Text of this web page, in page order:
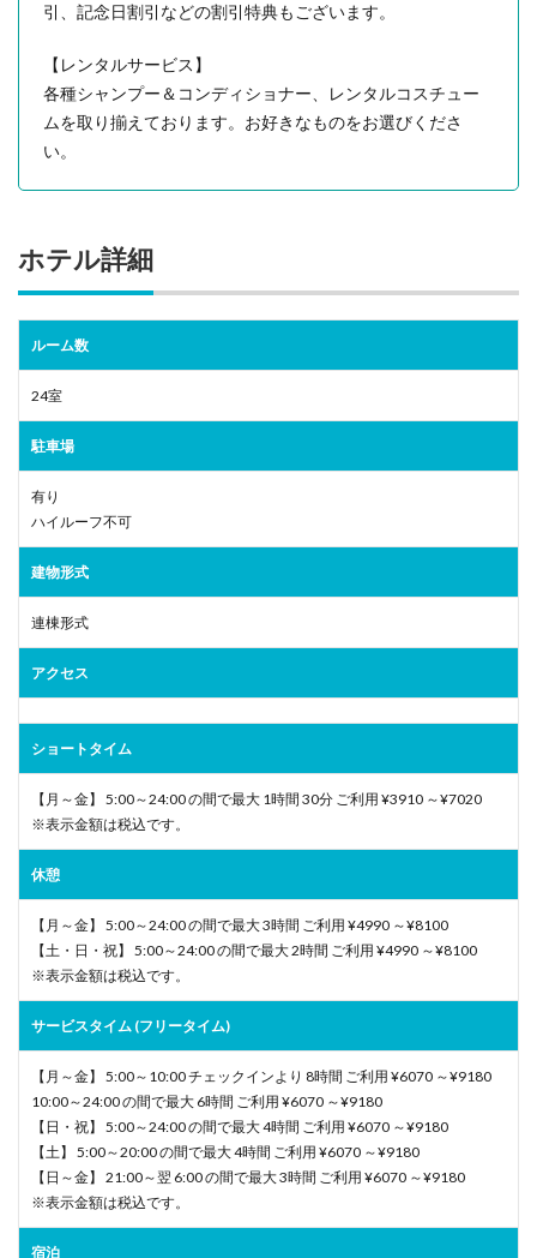
引、記念日割引などの割引特典もございます。
【レンタルサービス】
各種シャンプー＆コンディショナー、レンタルコスチュー
ムを取り揃えております。お好きなものをお選びくださ
い。
ホテル詳細
ルーム数
24室
駐車場
有り
ハイルーフ不可
建物形式
連棟形式
アクセス
ショートタイム
【月～金】 5:00～24:00 の間で最大 1時間 30分 ご利用 ¥3910 ～¥7020
※表示金額は税込です。
休憩
【月～金】 5:00～24:00 の間で最大 3時間 ご利用 ¥4990 ～¥8100
【土・日・祝】 5:00～24:00 の間で最大 2時間 ご利用 ¥4990 ～¥8100
※表示金額は税込です。
サービスタイム (フリータイム)
【月～金】 5:00～10:00 チェックインより 8時間 ご利用 ¥6070 ～¥9180
10:00～24:00 の間で最大 6時間 ご利用 ¥6070 ～¥9180
【日・祝】 5:00～24:00 の間で最大 4時間 ご利用 ¥6070 ～¥9180
【土】 5:00～20:00 の間で最大 4時間 ご利用 ¥6070 ～¥9180
【日～金】 21:00～翌 6:00 の間で最大 3時間 ご利用 ¥6070 ～¥9180
※表示金額は税込です。
宿泊